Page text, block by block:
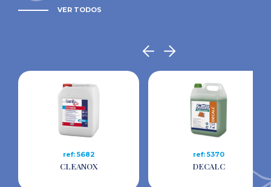
VER TODOS
ref: 5682
CLEANOX
ref: 5370
DECALC